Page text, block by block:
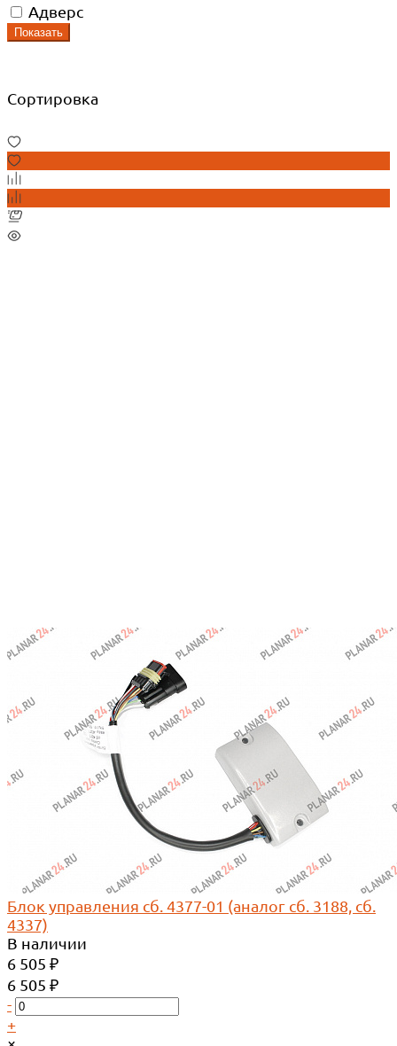
Адверс
Показать
Сортировка
Блок управления сб. 4377-01 (аналог сб. 3188, сб.
4337)
В наличии
6 505 ₽
6 505 ₽
-
+